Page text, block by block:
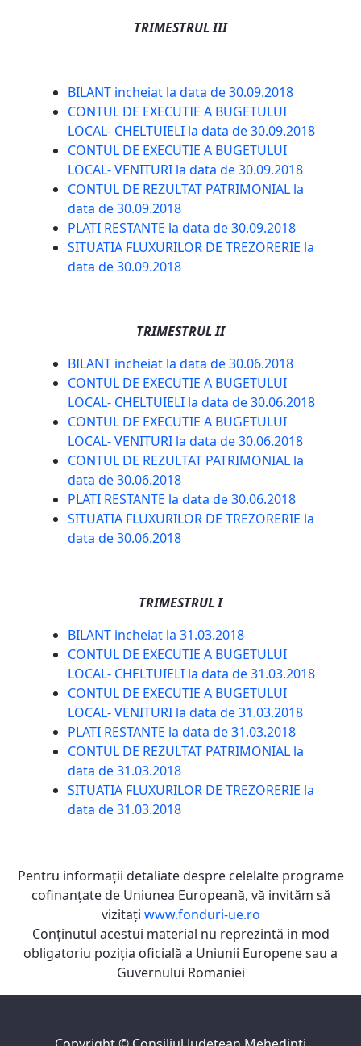
TRIMESTRUL III
BILANT incheiat la data de 30.09.2018
CONTUL DE EXECUTIE A BUGETULUI
LOCAL- CHELTUIELI la data de 30.09.2018
CONTUL DE EXECUTIE A BUGETULUI
LOCAL- VENITURI la data de 30.09.2018
CONTUL DE REZULTAT PATRIMONIAL la
data de 30.09.2018
PLATI RESTANTE la data de 30.09.2018
SITUATIA FLUXURILOR DE TREZORERIE la
data de 30.09.2018
TRIMESTRUL II
BILANT incheiat la data de 30.06.2018
CONTUL DE EXECUTIE A BUGETULUI
LOCAL- CHELTUIELI la data de 30.06.2018
CONTUL DE EXECUTIE A BUGETULUI
LOCAL- VENITURI la data de 30.06.2018
CONTUL DE REZULTAT PATRIMONIAL la
data de 30.06.2018
PLATI RESTANTE la data de 30.06.2018
SITUATIA FLUXURILOR DE TREZORERIE la
data de 30.06.2018
TRIMESTRUL I
BILANT incheiat la 31.03.2018
CONTUL DE EXECUTIE A BUGETULUI
LOCAL- CHELTUIELI la data de 31.03.2018
CONTUL DE EXECUTIE A BUGETULUI
LOCAL- VENITURI la data de 31.03.2018
PLATI RESTANTE la data de 31.03.2018
CONTUL DE REZULTAT PATRIMONIAL la
data de 31.03.2018
SITUATIA FLUXURILOR DE TREZORERIE la
data de 31.03.2018
Pentru informaţii detaliate despre celelalte programe
cofinanţate de Uniunea Europeană, vă invităm să
vizitaţi www.fonduri-ue.ro
Conţinutul acestui material nu reprezintă in mod
obligatoriu poziţia oficială a Uniunii Europene sau a
Guvernului Romaniei